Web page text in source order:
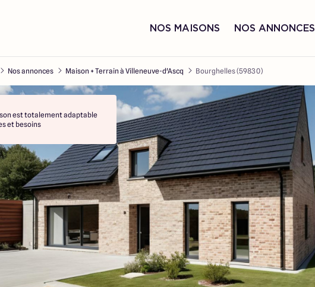
NOS MAISONS NOS ANNONCES
Nos annonces Maison + Terrain à Villeneuve-d'Ascq Bourghelles (59830)
est totalement adaptable
et besoins